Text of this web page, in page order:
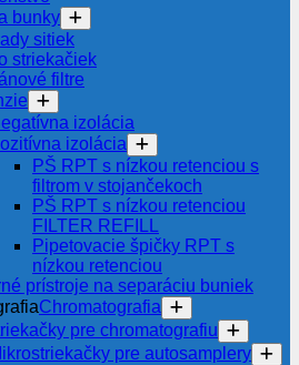
bunky
sitiek
striekačiek
filtre
izolácia
izolácia
PŠ RPT s nízkou retenciou s
filtrom v stojančekoch
PŠ RPT s nízkou retenciou
FILTER REFILL
Pipetovacie špičky RPT s
nízkou retenciou
prístroje na separáciu buniek
Chromatografia
pre chromatografiu
pre autosamplery